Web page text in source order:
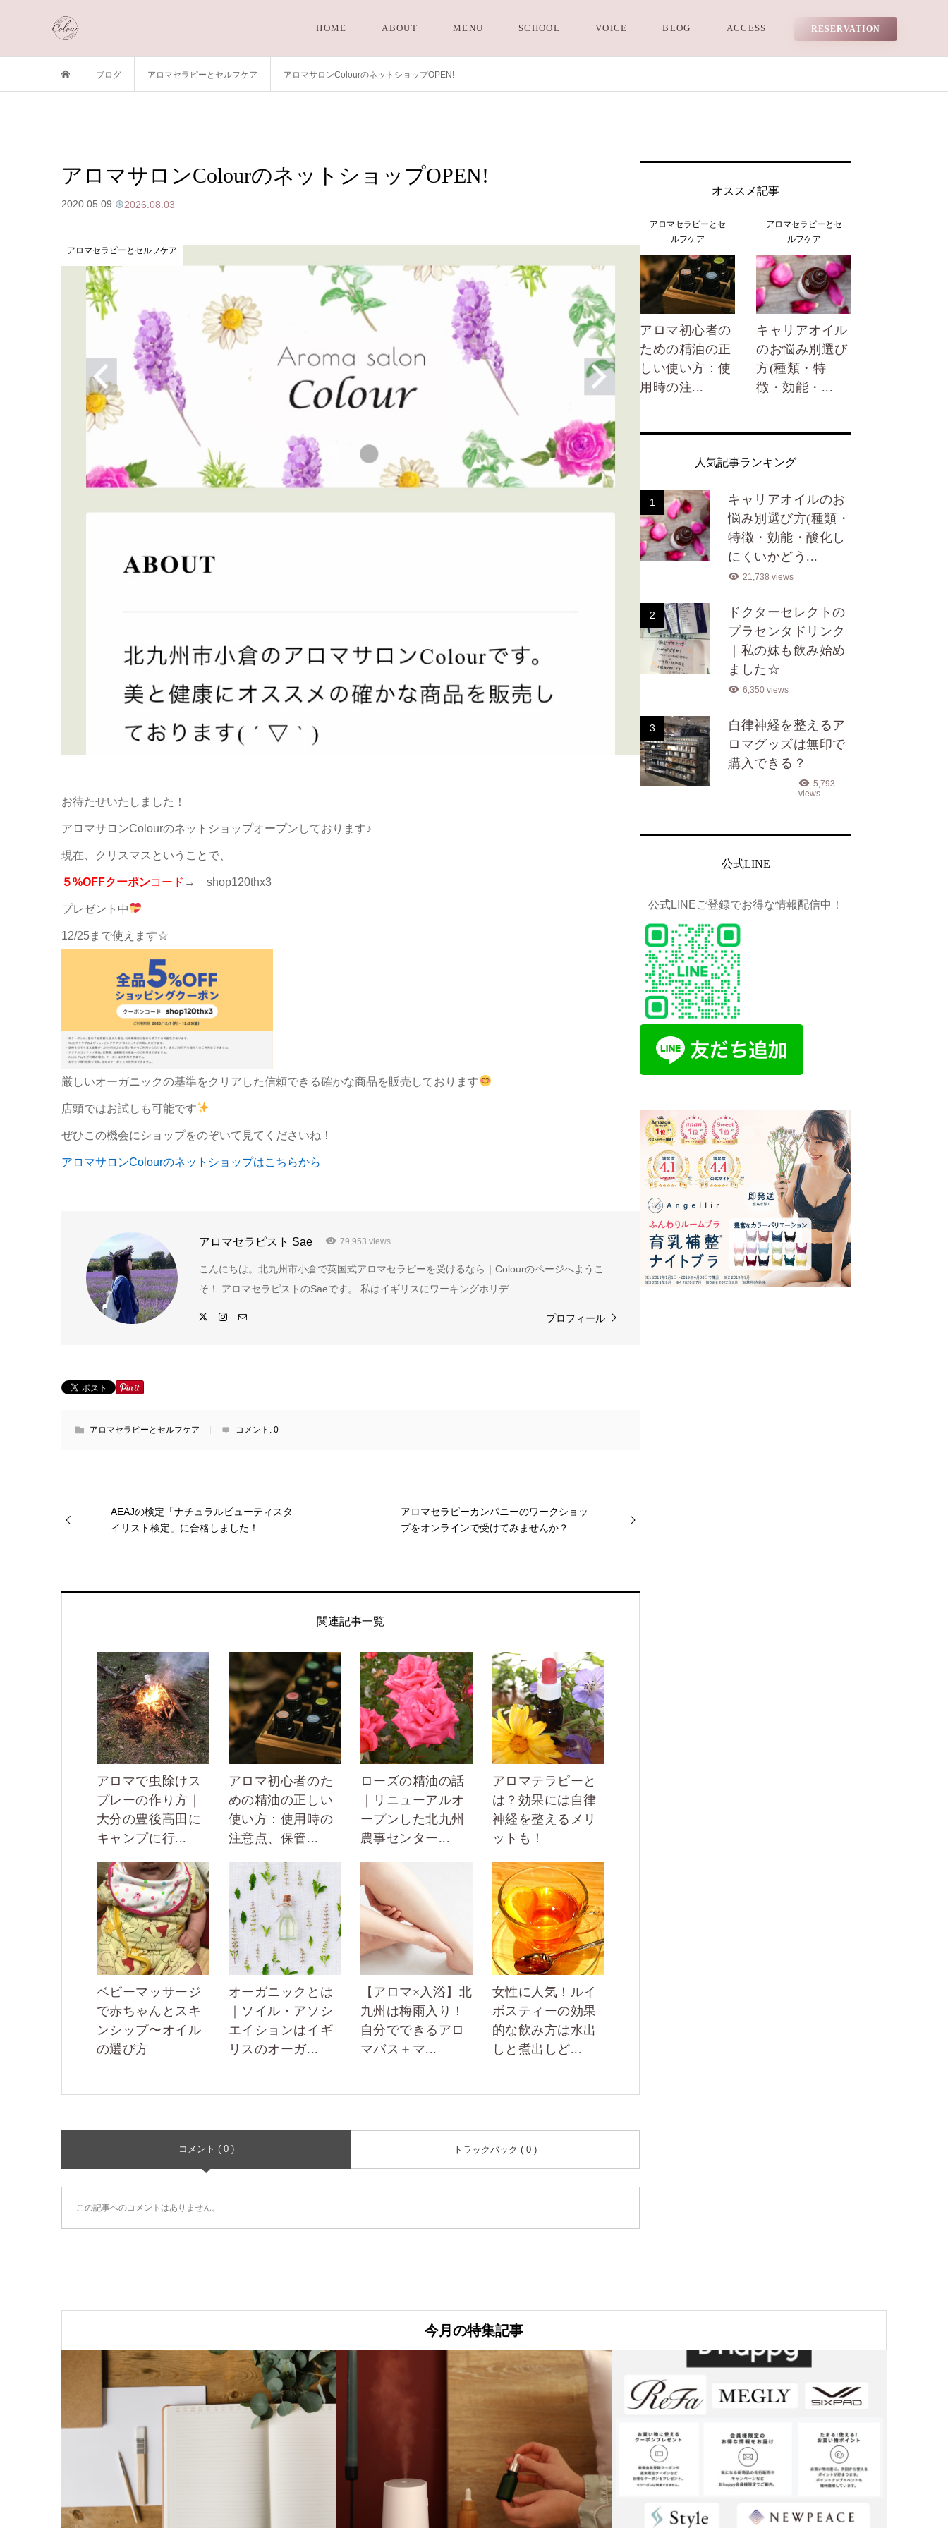
HOME ABOUT MENU SCHOOL VOICE BLOG ACCESS RESERVATION
ブログ アロマセラピーとセルフケア アロマサロンColourのネットショップOPEN!
アロマサロンColourのネットショップOPEN!
2020.05.09 2026.08.03
アロマセラピーとセルフケア
お待たせいたしました！
アロマサロンColourのネットショップオープンしております♪
現在、クリスマスということで、
５%OFFクーポンコード → shop120thx3
プレゼント中
12/25まで使えます☆
厳しいオーガニックの基準をクリアした信頼できる確かな商品を販売しております
店頭ではお試しも可能です
ぜひこの機会にショップをのぞいて見てくださいね！
アロマサロンColourのネットショップはこちらから
アロマセラピスト Sae 79,953 views
こんにちは。北九州市小倉で英国式アロマセラピーを受けるなら｜Colourのページへようこ
そ！ アロマセラピストのSaeです。 私はイギリスにワーキングホリデ...
プロフィール
アロマセラピーとセルフケア コメント: 0
AEAJの検定「ナチュラルビューティスタ
イリスト検定」に合格しました！
アロマセラピーカンパニーのワークショッ
プをオンラインで受けてみませんか？
関連記事一覧
アロマで虫除けス
プレーの作り方｜
大分の豊後高田に
キャンプに行...
アロマ初心者のた
めの精油の正しい
使い方：使用時の
注意点、保管...
ローズの精油の話
｜リニューアルオ
ープンした北九州
農事センター...
アロマテラピーと
は？効果には自律
神経を整えるメリ
ットも！
ベビーマッサージ
で赤ちゃんとスキ
ンシップ〜オイル
の選び方
オーガニックとは
｜ソイル・アソシ
エイションはイギ
リスのオーガ...
【アロマ×入浴】北
九州は梅雨入り！
自分でできるアロ
マバス＋マ...
女性に人気！ルイ
ボスティーの効果
的な飲み方は水出
しと煮出しど...
コメント ( 0 ) トラックバック ( 0 )
この記事へのコメントはありません。
オススメ記事
アロマセラピーとセ
ルフケア
アロマ初心者の
ための精油の正
しい使い方：使
用時の注...
アロマセラピーとセ
ルフケア
キャリアオイル
のお悩み別選び
方(種類・特
徴・効能・...
人気記事ランキング
1
キャリアオイルのお
悩み別選び方(種類・
特徴・効能・酸化し
にくいかどう...
21,738 views
2
ドクターセレクトの
プラセンタドリンク
｜私の妹も飲み始め
ました☆
6,350 views
3
自律神経を整えるア
ロマグッズは無印で
購入できる？
5,793
views
公式LINE
公式LINEご登録でお得な情報配信中！
今月の特集記事